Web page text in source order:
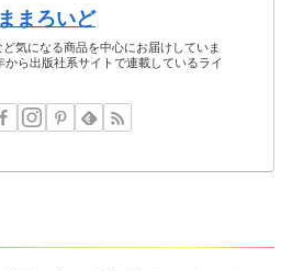
ままろいど
気になる商品を中心にお届けしていま
ら出版社系サイトで連載しているライ